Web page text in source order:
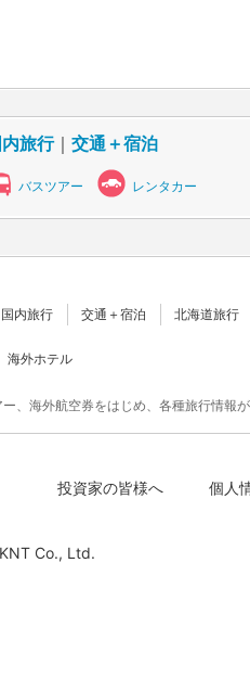
内旅行｜ 交通＋宿泊
バスツアー レンタカー
国内旅行 交通＋宿泊 北海道旅行
海外ホテル
、海外航空券をはじめ、各種旅行情
投資家の皆様へ 個人
KNT Co., Ltd.